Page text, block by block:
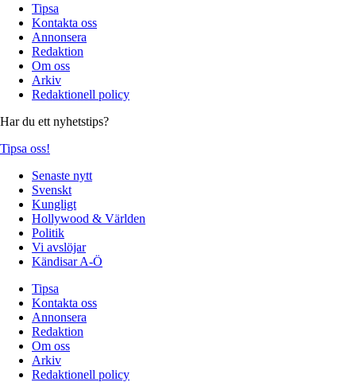
Tipsa
Kontakta oss
Annonsera
Redaktion
Om oss
Arkiv
Redaktionell policy
Har du ett nyhetstips?
Tipsa oss!
Senaste nytt
Svenskt
Kungligt
Hollywood & Världen
Politik
Vi avslöjar
Kändisar A-Ö
Tipsa
Kontakta oss
Annonsera
Redaktion
Om oss
Arkiv
Redaktionell policy